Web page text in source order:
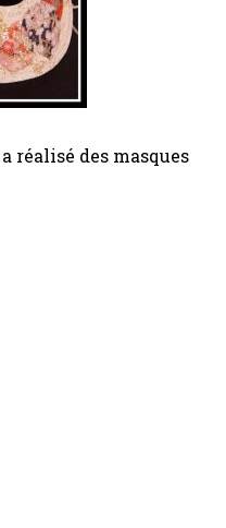
réalisé des masques